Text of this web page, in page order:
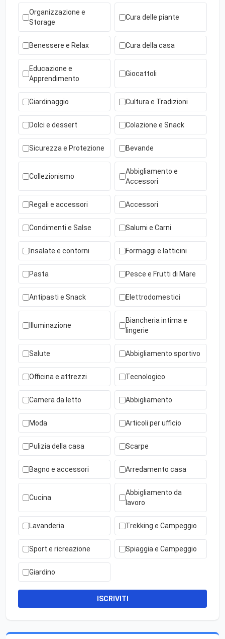
Organizzazione e
Storage
Cura delle piante
Benessere e Relax Cura della casa
Educazione e
Apprendimento
Giocattoli
Giardinaggio Cultura e Tradizioni
Dolci e dessert Colazione e Snack
Sicurezza e Protezione Bevande
Collezionismo
Abbigliamento e
Accessori
Regali e accessori Accessori
Condimenti e Salse Salumi e Carni
Insalate e contorni Formaggi e latticini
Pasta Pesce e Frutti di Mare
Antipasti e Snack Elettrodomestici
Illuminazione
Biancheria intima e
lingerie
Salute Abbigliamento sportivo
Officina e attrezzi Tecnologico
Camera da letto Abbigliamento
Moda Articoli per ufficio
Pulizia della casa Scarpe
Bagno e accessori Arredamento casa
Cucina
Abbigliamento da
lavoro
Lavanderia Trekking e Campeggio
Sport e ricreazione Spiaggia e Campeggio
Giardino
ISCRIVITI